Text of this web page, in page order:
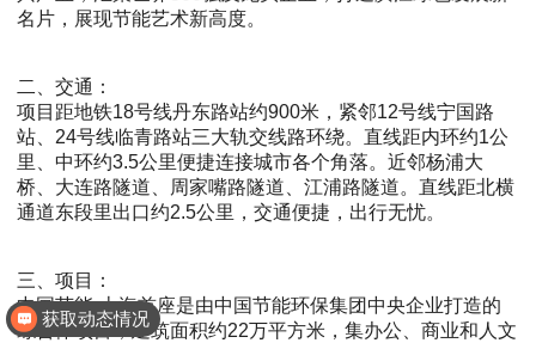
名片，展现节能艺术新高度。
二、交通：
项目距地铁18号线丹东路站约900米，紧邻12号线宁国路
站、24号线临青路站三大轨交线路环绕。直线距内环约1公
里、中环约3.5公里便捷连接城市各个角落。近邻杨浦大
桥、大连路隧道、周家嘴路隧道、江浦路隧道。直线距北横
通道东段里出口约2.5公里，交通便捷，出行无忧。
三、项目：
中国节能·上海首座是由中国节能环保集团中央企业打造的
综合体项目，建筑面积约22万平方米，集办公、商业和人文
获取动态情况